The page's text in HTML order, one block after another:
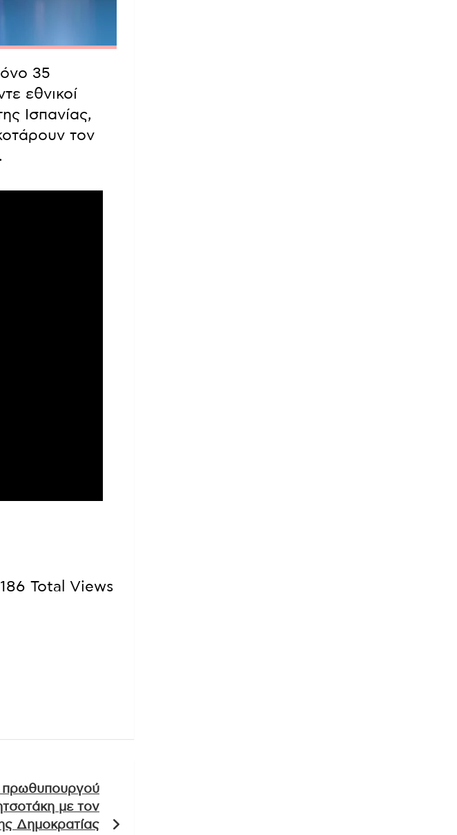
35
εθνικοί
Ισπανίας,
τον
186 Total Views
πρωθυπουργού
με τον
Δημοκρατίας